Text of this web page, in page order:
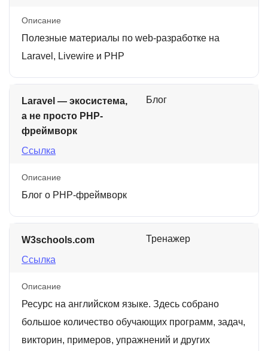
Описание
Полезные материалы по web-разработке на
Laravel, Livewire и PHP
Laravel — экосистема,
а не просто PHP-
фреймворк
Ссылка
Блог
Описание
Блог о PHP-фреймворк
W3schools.com
Ссылка
Тренажер
Описание
Ресурс на английском языке. Здесь собрано
большое количество обучающих программ, задач,
викторин, примеров, упражнений и других